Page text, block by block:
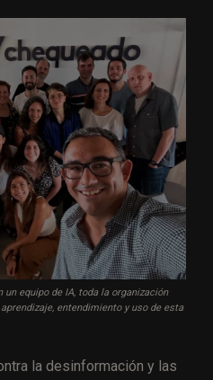
un equipo de IA, toda la organización
entendimiento y uso de esta
la desinformación y las